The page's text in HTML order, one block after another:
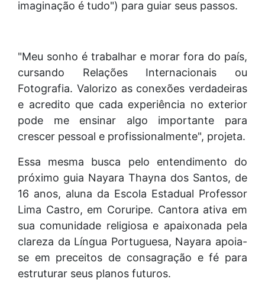
imaginação é tudo") para guiar seus passos.
"Meu sonho é trabalhar e morar fora do país,
cursando Relações Internacionais ou
Fotografia. Valorizo as conexões verdadeiras
e acredito que cada experiência no exterior
pode me ensinar algo importante para
crescer pessoal e profissionalmente", projeta.
Essa mesma busca pelo entendimento do
próximo guia Nayara Thayna dos Santos, de
16 anos, aluna da Escola Estadual Professor
Lima Castro, em Coruripe. Cantora ativa em
sua comunidade religiosa e apaixonada pela
clareza da Língua Portuguesa, Nayara apoia-
se em preceitos de consagração e fé para
estruturar seus planos futuros.